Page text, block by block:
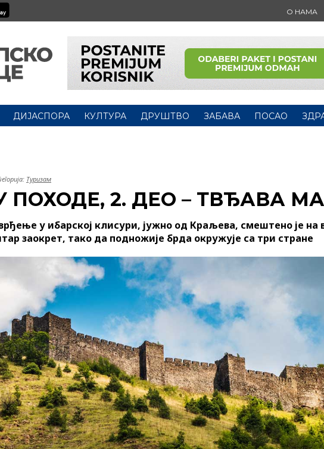
О НАМА
ДИЈАСПОРА КУЛТУРА ДРУШТВО ЗАБАВА ПОСАО
Туризам
ПОХОДЕ, 2. ДЕО – ТВЂАВА
у ибарској клисури, јужно од Краљева, смештено је на
заокрет, тако да подножије брда окружује са три стране
06.06.2020. /
БУРЕК, КРАЉ ЈУТАРЊЕГ
ОБРОКА